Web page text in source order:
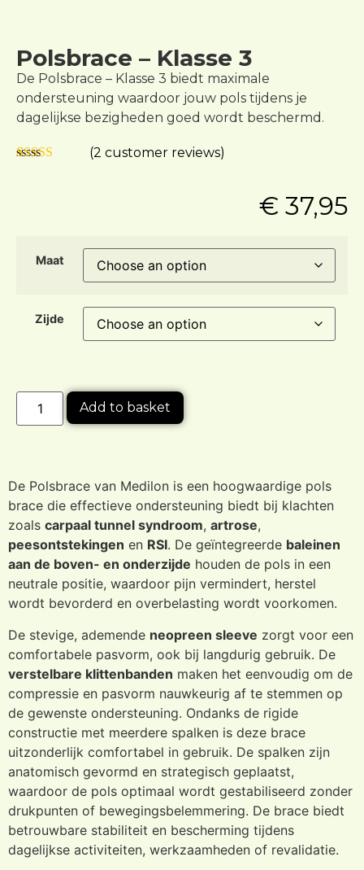
Polsbrace – Klasse 3
De Polsbrace – Klasse 3 biedt maximale
ondersteuning waardoor jouw pols tijdens je
dagelijkse bezigheden goed wordt beschermd.
(2 customer reviews)
€ 37,95
Maat
Zijde
Add to basket
De Polsbrace van Medilon is een hoogwaardige pols
brace die effectieve ondersteuning biedt bij klachten
zoals carpaal tunnel syndroom, artrose,
peesontstekingen en RSI. De geïntegreerde baleinen
aan de boven- en onderzijde houden de pols in een
neutrale positie, waardoor pijn vermindert, herstel
wordt bevorderd en overbelasting wordt voorkomen.
De stevige, ademende neopreen sleeve zorgt voor een
comfortabele pasvorm, ook bij langdurig gebruik. De
verstelbare klittenbanden maken het eenvoudig om de
compressie en pasvorm nauwkeurig af te stemmen op
de gewenste ondersteuning. Ondanks de rigide
constructie met meerdere spalken is deze brace
uitzonderlijk comfortabel in gebruik. De spalken zijn
anatomisch gevormd en strategisch geplaatst,
waardoor de pols optimaal wordt gestabiliseerd zonder
drukpunten of bewegingsbelemmering. De brace biedt
betrouwbare stabiliteit en bescherming tijdens
dagelijkse activiteiten, werkzaamheden of revalidatie.